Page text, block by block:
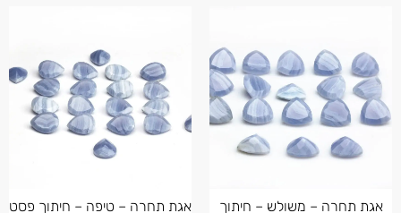
אגת תחרה – משולש – חיתוך
אגת תחרה – טיפה – חיתוך פסט